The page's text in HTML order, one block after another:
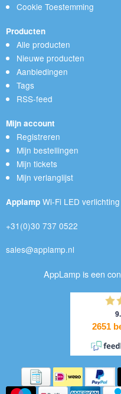
Cookie Toestemming
Producten
Alle producten
Nieuwe producten
Aanbiedingen
Tags
RSS-feed
Mijn account
Registreren
Mijn bestellingen
Mijn tickets
Mijn verlanglijst
Applamp Wi-Fi LED verlichting
+31(0)30 737 0522
sales@applamp.nl
AppLamp is een